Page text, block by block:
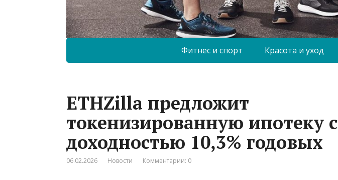
Фитнес и спорт Красота и уход
ETHZilla предложит
токенизированную ипотеку с
доходностью 10,3% годовых
06.02.2026 Новости Комментарии: 0